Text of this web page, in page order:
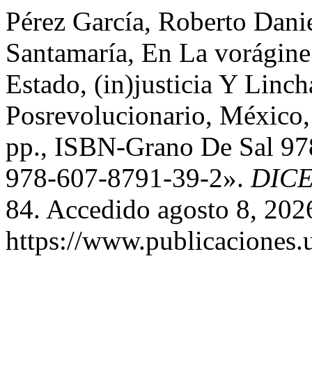
Pérez García, Roberto
Santamaría, En La
Estado, (in)justicia Y
Posrevolucionario,
pp., ISBN-Grano De Sal
978-607-8791-39-2».
84. Accedido agosto 8,
https://